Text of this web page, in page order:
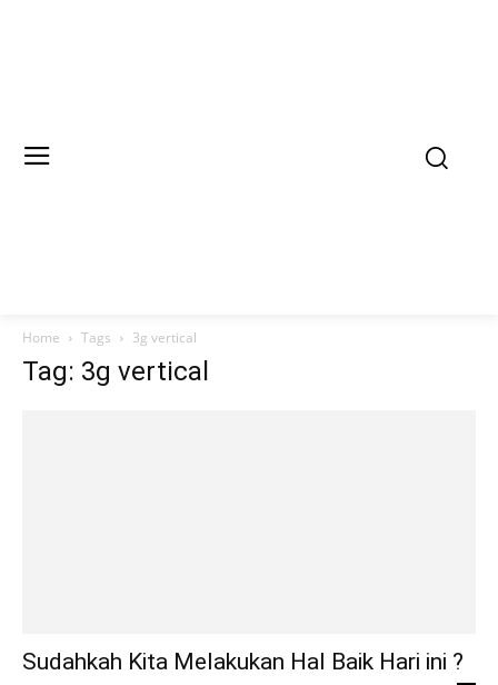
Home Tags 3g vertical
Tag: 3g vertical
Sudahkah Kita Melakukan Hal Baik Hari ini ?